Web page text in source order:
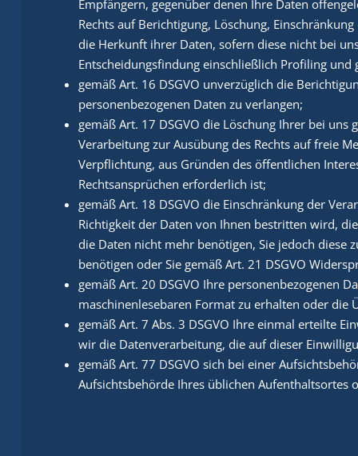
Empfängern, gegenüber denen Ihre Daten
Rechts auf Berichtigung, Löschung,
die Herkunft ihrer Daten, sofern diese nicht bei
Entscheidungsfindung einschließlich Profiling
gemäß Art. 16 DSGVO unverzüglich die
personenbezogenen Daten zu verlangen;
gemäß Art. 17 DSGVO die Löschung Ihrer bei
Verarbeitung zur Ausübung des Rechts auf freie
Verpflichtung, aus Gründen des öffentlichen
Rechtsansprüchen erforderlich ist;
gemäß Art. 18 DSGVO die Einschränkung der
Richtigkeit der Daten von Ihnen bestritten wird,
die Daten nicht mehr benötigen, Sie jedoch diese
benötigen oder Sie gemäß Art. 21 DSGVO
gemäß Art. 20 DSGVO Ihre personenbezogenen
maschinenlesebaren Format zu erhalten oder
gemäß Art. 7 Abs. 3 DSGVO Ihre einmal erteilte
wir die Datenverarbeitung, die auf dieser
gemäß Art. 77 DSGVO sich bei einer
Aufsichtsbehörde Ihres üblichen Aufenthaltsortes